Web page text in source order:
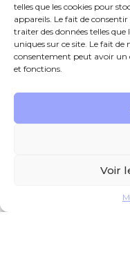
telles que les cookies pour
appareils. Le fait de
traiter des données telles
uniques sur ce site. Le fait
consentement peut avoir un
et fonctions.
Voir